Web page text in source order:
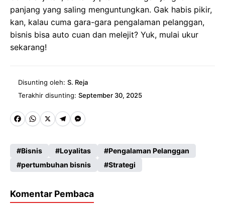
panjang yang saling menguntungkan. Gak habis pikir,
kan, kalau cuma gara-gara pengalaman pelanggan,
bisnis bisa auto cuan dan melejit? Yuk, mulai ukur
sekarang!
Disunting oleh: S. Reja
Terakhir disunting: September 30, 2025
Fa
b
o
k
W
ts
A
p
X
Te
gr
a
M
se
n
er
Bisnis Loyalitas
Pengalaman Pelanggan
pertumbuhan bisnis
Strategi
Komentar Pembaca